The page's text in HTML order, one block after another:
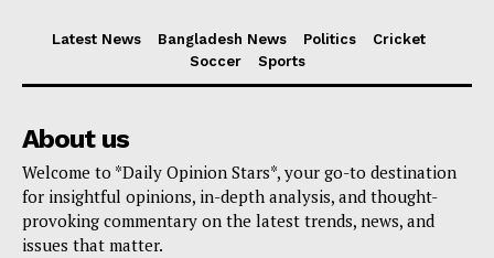
Latest News Bangladesh News Politics
Cricket
Soccer
Sports
About us
Welcome to *Daily Opinion Stars*, your go-to destination
for insightful opinions, in-depth analysis, and thought-
provoking commentary on the latest trends, news, and
issues that matter.